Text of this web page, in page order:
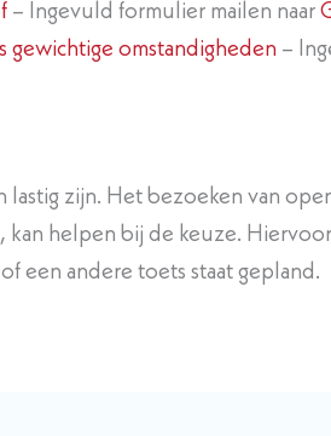
– Ingevuld formulier mailen naar
gewichtige omstandigheden –
lastig zijn. Het bezoeken van
helpen bij de keuze.
een andere toets staat gepland.